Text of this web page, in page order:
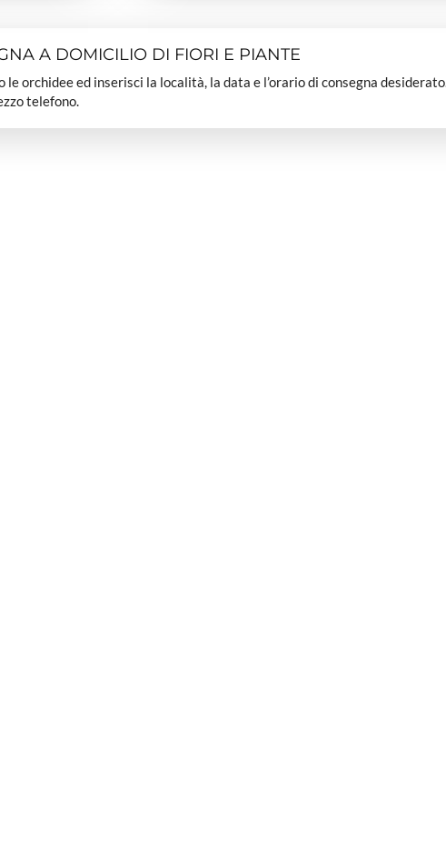
A DOMICILIO DI FIORI E PIANTE
orchidee ed inserisci la località, la data e l’orario di consegna desiderato.
telefono.